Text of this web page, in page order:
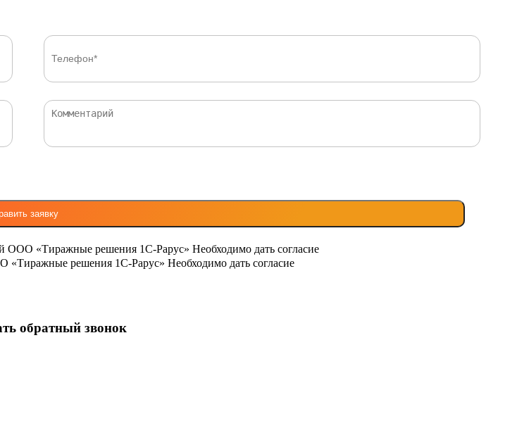
ООО «Тиражные решения 1С-Рарус» Необходимо дать согласие
«Тиражные решения 1С-Рарус» Необходимо дать согласие
обратный звонок